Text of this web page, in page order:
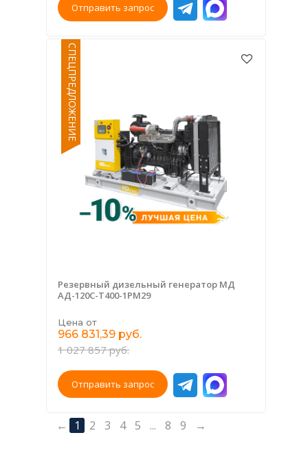
Отправить запрос
СПЕЦПРЕДЛОЖЕНИЕ
Резервный дизельный генератор МД
АД-120С-Т400-1РМ29
Цена от
966 831,39 руб.
1 027 857 руб.
Отправить запрос
← 1 2 3 4 5 ... 8 9 →